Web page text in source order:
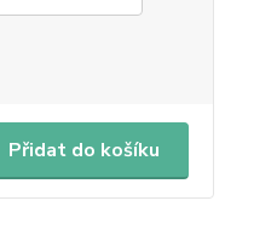
Přidat do košíku